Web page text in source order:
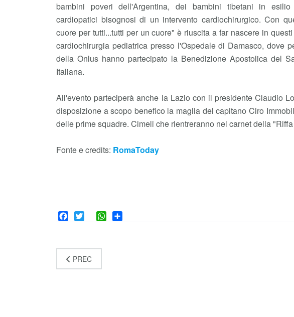
bambini poveri dell'Argentina, dei bambini tibetani in
cardiopatici bisognosi di un intervento cardiochirurgico. Con
cuore per tutti...tutti per un cuore" è riuscita a far nascere in
cardiochirurgia pediatrica presso l'Ospedale di Damasco, dove
della Onlus hanno partecipato la Benedizione Apostolica del
Italiana.
All'evento parteciperà anche la Lazio con il presidente Claudio
disposizione a scopo benefico la maglia del capitano Ciro
delle prime squadre. Cimeli che rientreranno nel carnet della
Fonte e credits: RomaToday
PREC